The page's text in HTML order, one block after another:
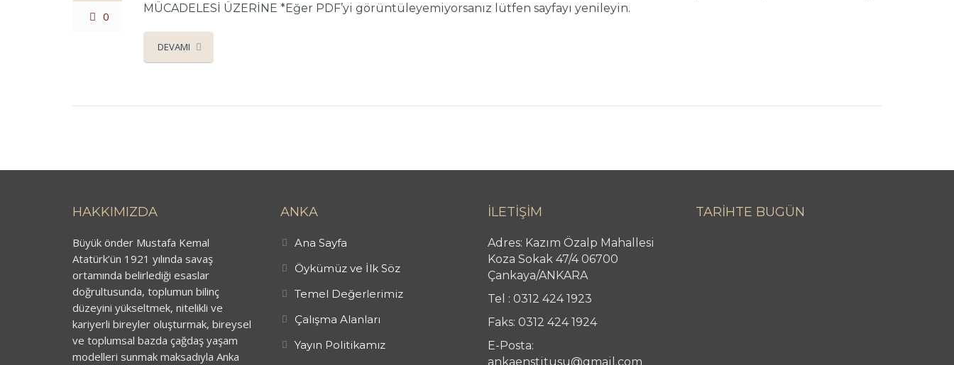
0
MÜCADELESİ ÜZERİNE *Eğer PDF’yi görüntüleyemiyorsanız lütfen sayfayı yenileyin.
DEVAMI
HAKKIMIZDA
Büyük önder Mustafa Kemal
Atatürk’ün 1921 yılında savaş
ortamında belirlediği esaslar
doğrultusunda, toplumun bilinç
düzeyini yükseltmek, nitelikli ve
kariyerli bireyler oluşturmak, bireysel
ve toplumsal bazda çağdaş yaşam
modelleri sunmak maksadıyla Anka
ANKA
Ana Sayfa
Öykümüz ve İlk Söz
Temel Değerlerimiz
Çalışma Alanları
Yayın Politikamız
İLETİŞİM
Adres: Kazım Özalp Mahallesi
Koza Sokak 47/4 06700
Çankaya/ANKARA
Tel : 0312 424 1923
Faks: 0312 424 1924
E-Posta:
ankaenstitusu@gmail.com
TARİHTE BUGÜN